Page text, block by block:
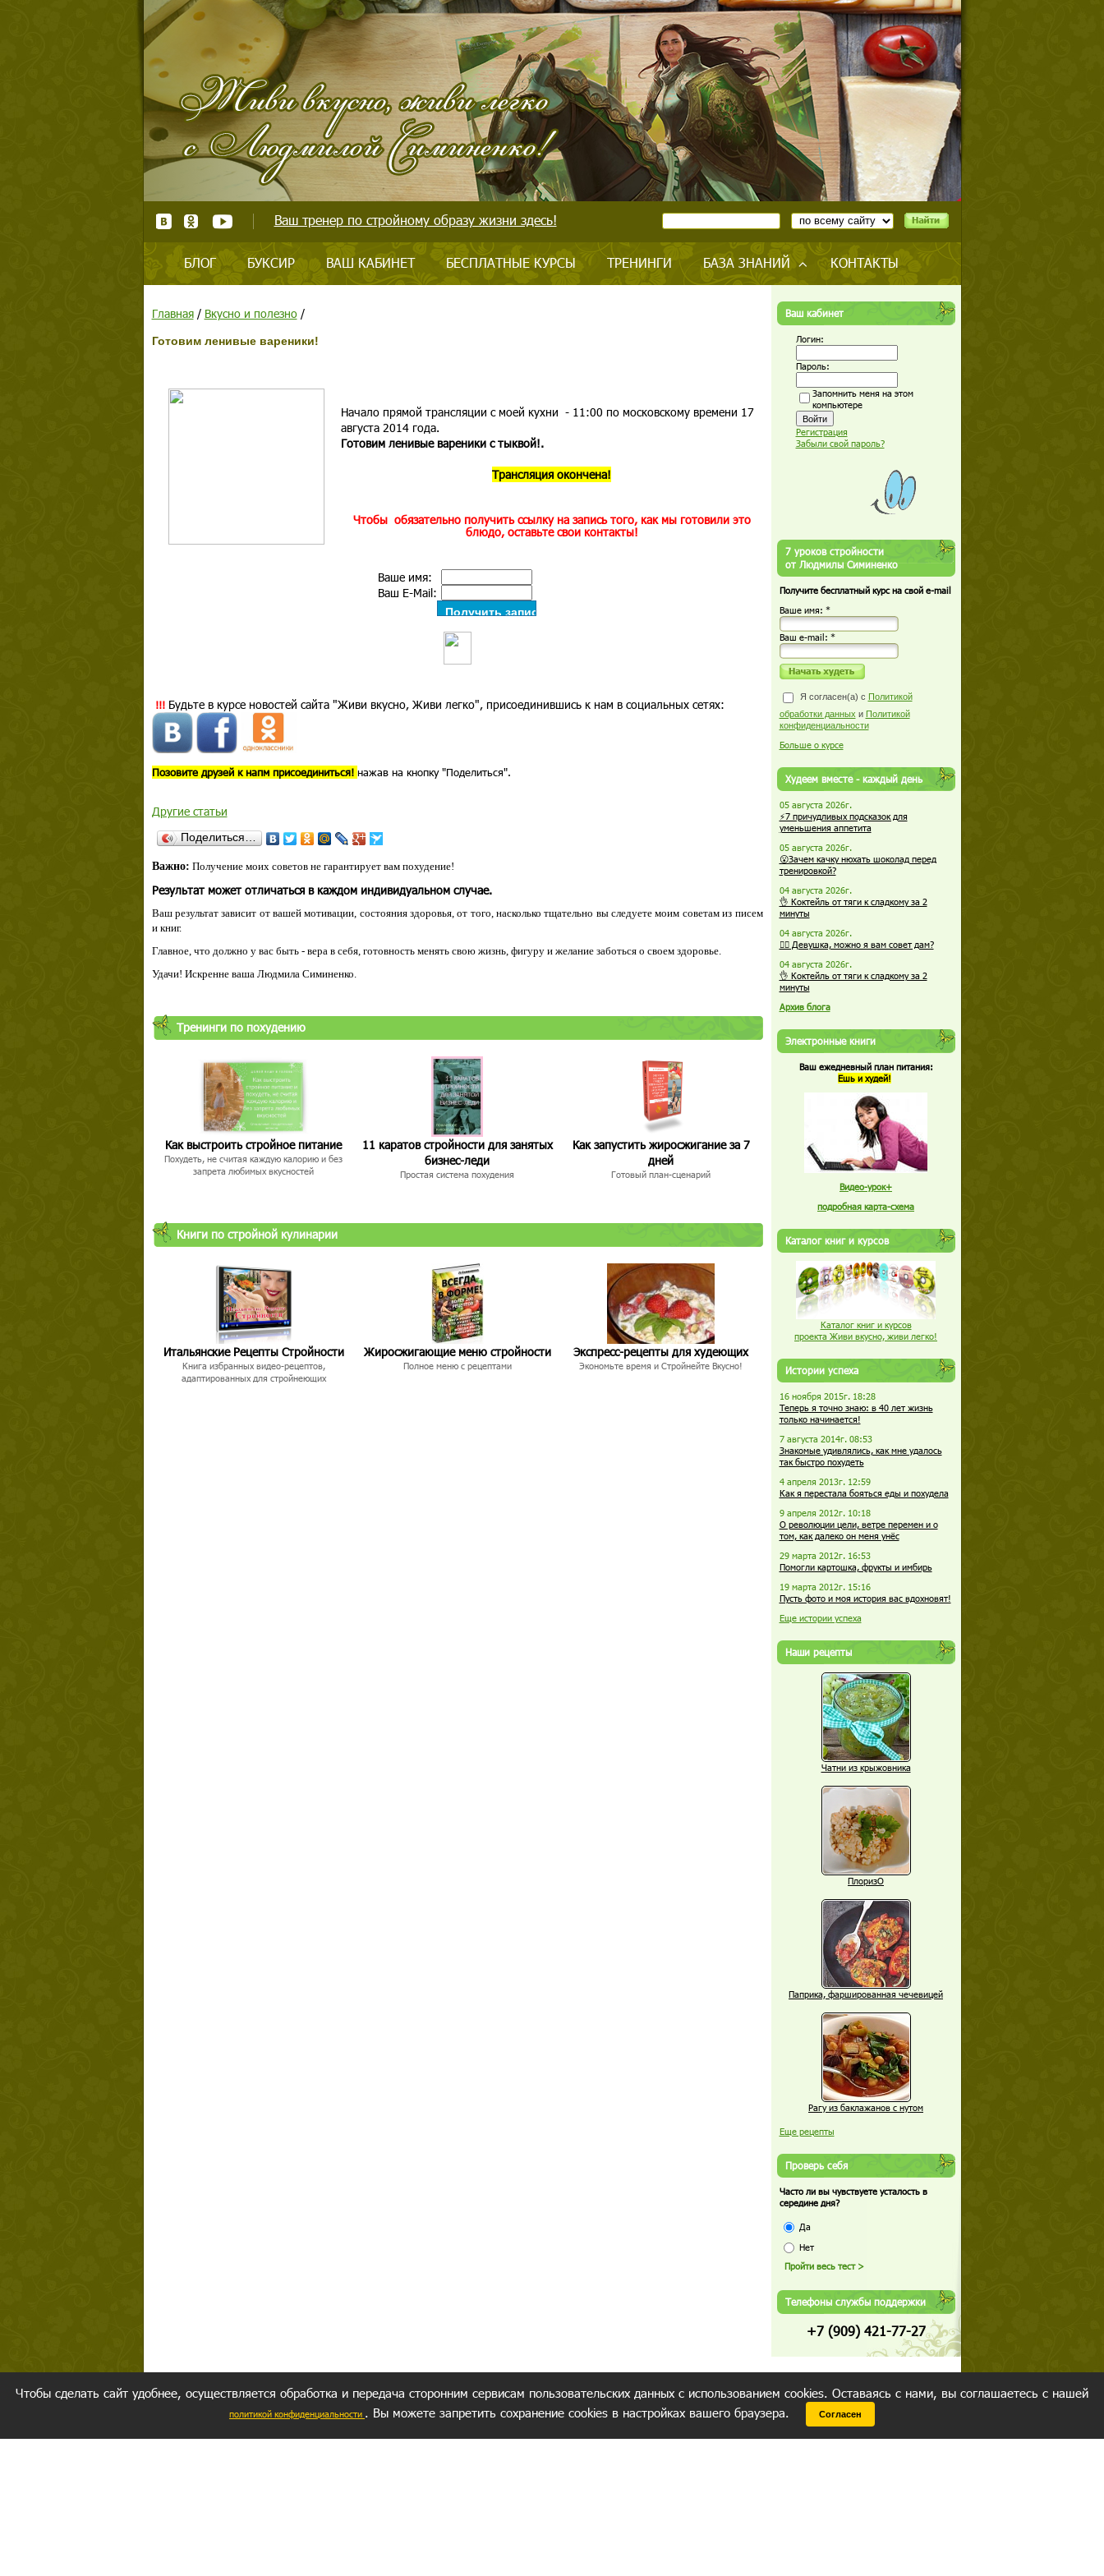
Ваш тренер по стройному образу жизни здесь!
БЛОГ БУКСИР ВАШ КАБИНЕТ БЕСПЛАТНЫЕ КУРСЫ ТРЕНИНГИ БАЗА ЗНАНИЙ КОНТАКТЫ
Главная/ Вкусно и полезно/
Готовим ленивые вареники!
Начало прямой трансляции с моей кухни - 11:00 по московскому времени 17
августа 2014 года.
Готовим ленивые вареники с тыквой!.
Трансляция окончена!
Чтобы обязательно получить ссылку на запись того, как мы готовили это
блюдо, оставьте свои контакты!
Ваше имя:
Ваш E-Mail:
!!!Будьте в курсе новостей сайта "Живи вкусно, Живи легко", присоединившись к нам в социальных сетях:
Позовите друзей к напм присоединиться! нажав на кнопку "Поделиться".
Другие статьи
Поделиться…
Важно: Получение моих советов не гарантирует вам похудение!
Результат может отличаться в каждом индивидуальном случае.
Ваш результат зависит от вашей мотивации, состояния здоровья, от того, насколько тщательно вы следуете моим советам из писем
и книг.
Главное, что должно у вас быть - вера в себя, готовность менять свою жизнь, фигуру и желание заботься о своем здоровье.
Удачи! Искренне ваша Людмила Симиненко.
Тренинги по похудению
Как выстроить стройное питание
Похудеть, не считая каждую калорию и без
запрета любимых вкусностей
11 каратов стройности для занятых
бизнес-леди
Простая система похудения
Как запустить жиросжигание за 7
дней
Готовый план-сценарий
Книги по стройной кулинарии
Итальянские Рецепты Стройности
Книга избранных видео-рецептов,
адаптированных для стройнеющих
Жиросжигающие меню стройности
Полное меню с рецептами
Экспресс-рецепты для худеющих
Экономьте время и Стройнейте Вкусно!
Ваш кабинет
Логин:
Пароль:
Запомнить меня на этом
компьютере
Регистрация
Забыли свой пароль?
7 уроков стройности
от Людмилы Симиненко
Получите бесплатный курс на свой e-mail
Ваше имя: *
Ваш е-mail: *
Я согласен(а) с Политикой
обработки данных и Политикой
конфиденциальности
Больше о курсе
Худеем вместе - каждый день
05 августа 2026г.
⚡7 причудливых подсказок для
уменьшения аппетита
05 августа 2026г.
😮Зачем качку нюхать шоколад перед
тренировкой?
04 августа 2026г.
👌 Коктейль от тяги к сладкому за 2
минуты
04 августа 2026г.
🏋️‍♀️ Девушка, можно я вам совет дам?
04 августа 2026г.
👌 Коктейль от тяги к сладкому за 2
минуты
Архив блога
Электронные книги
Ваш ежедневный план питания:
Ешь и худей!
Видео-урок+
подробная карта-схема
Каталог книг и курсов
Каталог книг и курсов
проекта Живи вкусно, живи легко!
Истории успеха
16 ноября 2015г. 18:28
Теперь я точно знаю: в 40 лет жизнь
только начинается!
7 августа 2014г. 08:53
Знакомые удивлялись, как мне удалось
так быстро похудеть
4 апреля 2013г. 12:59
Как я перестала бояться еды и похудела
9 апреля 2012г. 10:18
О революции цели, ветре перемен и о
том, как далеко он меня унёс
29 марта 2012г. 16:53
Помогли картошка, фрукты и имбирь
19 марта 2012г. 15:16
Пусть фото и моя история вас вдохновят!
Еще истории успеха
Наши рецепты
Чатни из крыжовника
ПлоризО
Паприка, фаршированная чечевицей
Рагу из баклажанов с нутом
Еще рецепты
Проверь себя
Часто ли вы чувствуете усталость в
середине дня?
Да
Нет
Телефоны службы поддержки
+7 (909) 421-77-27
Чтобы сделать сайт удобнее, осуществляется обработка и передача сторонним сервисам пользовательских данных с использованием cookies. Оставаясь с нами, вы соглашаетесь с нашей
политикой конфиденциальности . Вы можете запретить сохранение cookies в настройках вашего браузера. Согласен